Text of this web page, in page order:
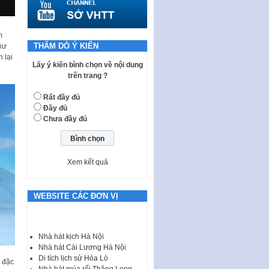
lại
đặc
Nghị quyết quy định một số nội
dung và định mức chi quản lý
hoạt động khoa…
một số hành vi vi phạm hành
chính trong lĩnh…
Phê duyệt Chương trình phát
triển kinh tế số và xã hội số giai
đoạn 2026 -…
Quy định về tổ chức, hoạt động
của thôn, tổ dân phố và chế độ,
chính sách…
sự và Kế hoạch số 187KH-
UBND ngày 0752026 của
thác quảng cáo trên địa bàn
thành phố Hà Nội
THĂM DÒ Ý KIẾN
Lấy ý kiến bình chọn về nội dung
trên trang ?
Rất đầy đủ
Đầy đủ
Chưa đầy đủ
Xem kết quả
WEBSITE CÁC ĐƠN VỊ
Nhà hát kịch Hà Nội
Nhà hát Cải Lương Hà Nội
Di tích lịch sử Hỏa Lò